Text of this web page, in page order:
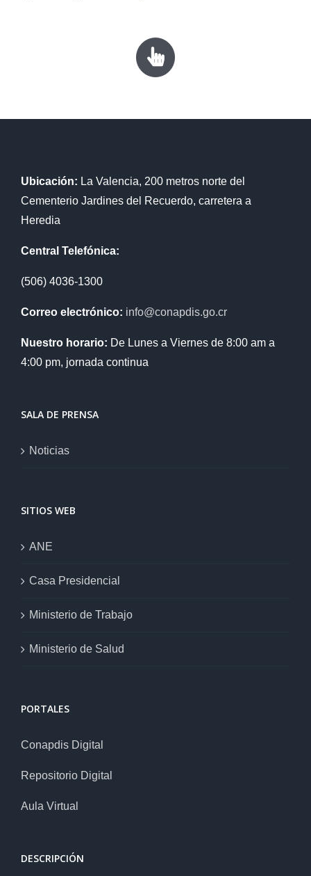
Ubicación: La Valencia, 200 metros norte del
Cementerio Jardines del Recuerdo, carretera a
Heredia
Central Telefónica:
(506) 4036-1300
Correo electrónico: info@conapdis.go.cr
Nuestro horario: De Lunes a Viernes de 8:00 am a
4:00 pm, jornada continua
SALA DE PRENSA
Noticias
SITIOS WEB
ANE
Casa Presidencial
Ministerio de Trabajo
Ministerio de Salud
PORTALES
Conapdis Digital
Repositorio Digital
Aula Virtual
DESCRIPCIÓN